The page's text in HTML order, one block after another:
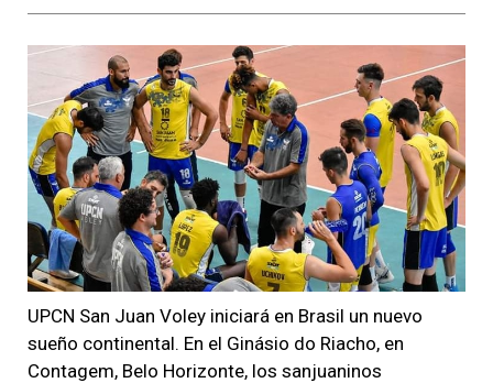
UPCN San Juan Voley iniciará en Brasil un nuevo
sueño continental. En el Ginásio do Riacho, en
Contagem, Belo Horizonte, los sanjuaninos